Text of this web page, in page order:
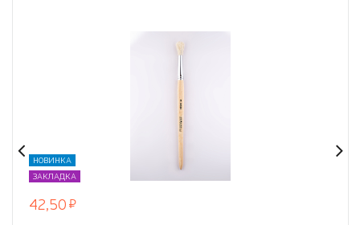
НОВИНКА
ЗАКЛАДКА
42,50